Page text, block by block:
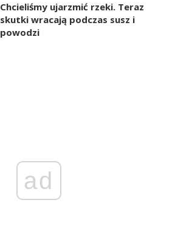
Chcieliśmy ujarzmić rzeki. Teraz
skutki wracają podczas susz i
powodzi
ad